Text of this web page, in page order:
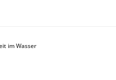
im Wasser